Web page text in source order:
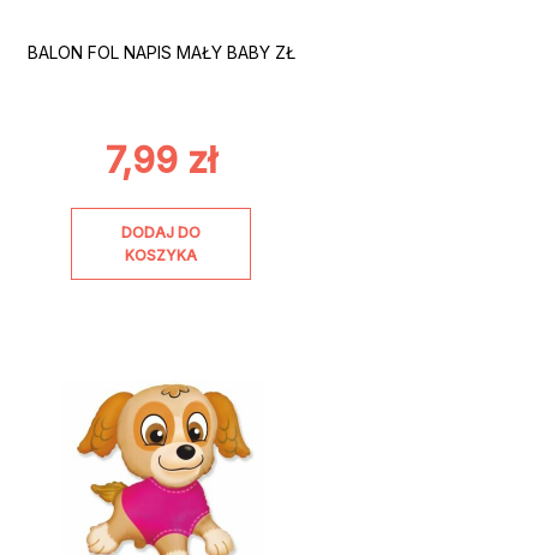
BALON FOL NAPIS MAŁY BABY ZŁ
7,99 zł
DODAJ DO
KOSZYKA